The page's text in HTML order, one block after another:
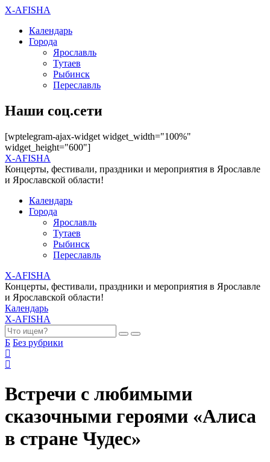
X-AFISHA
Календарь
Города
Ярославль
Тутаев
Рыбинск
Переславль
Наши соц.сети
[wptelegram-ajax-widget widget_width="100%"
widget_height="600"]
X-AFISHA
Концерты, фестивали, праздники и мероприятия в Ярославле
и Ярославской области!
Календарь
Города
Ярославль
Тутаев
Рыбинск
Переславль
X-AFISHA
Концерты, фестивали, праздники и мероприятия в Ярославле
и Ярославской области!
Календарь
X-AFISHA
Б Без рубрики
Встречи с любимыми
сказочными героями «Алиса
в стране Чудес»